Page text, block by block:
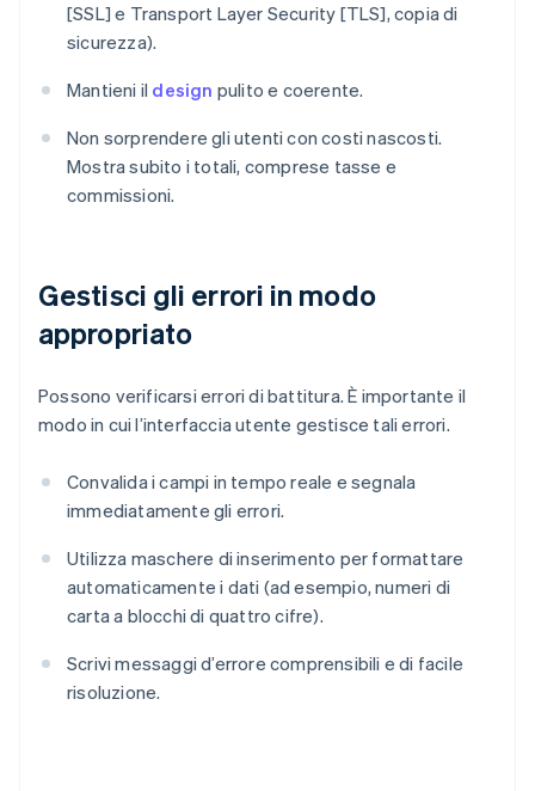
[SSL] e Transport Layer Security [TLS], copia di
sicurezza).
Mantieni il design pulito e coerente.
Non sorprendere gli utenti con costi nascosti.
Mostra subito i totali, comprese tasse e
commissioni.
Gestisci gli errori in modo
appropriato
Possono verificarsi errori di battitura. È importante il
modo in cui l’interfaccia utente gestisce tali errori.
Convalida i campi in tempo reale e segnala
immediatamente gli errori.
Utilizza maschere di inserimento per formattare
automaticamente i dati (ad esempio, numeri di
carta a blocchi di quattro cifre).
Scrivi messaggi d’errore comprensibili e di facile
risoluzione.